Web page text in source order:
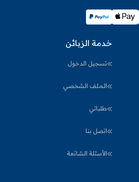
خدمة الزبائن
تسجيل الدخول
الملف الشخصي
طلباتي
اتصل بنا
الأسئلة الشائعة